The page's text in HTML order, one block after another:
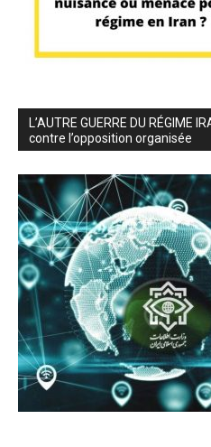
L’AUTRE GUERRE DU RÉGIME
contre l’opposition organisée